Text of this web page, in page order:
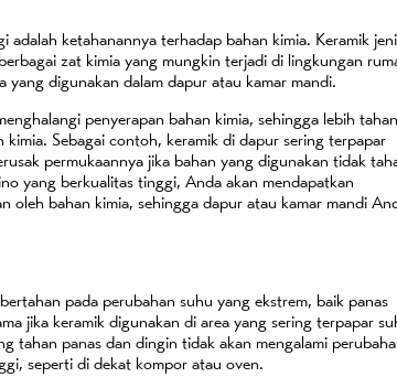
ketahanannya terhadap bahan kimia. Keramik
zat kimia yang mungkin terjadi di lingkungan
digunakan dalam dapur atau kamar mandi.
penyerapan bahan kimia, sehingga lebih tahan
Sebagai contoh, keramik di dapur sering terpapar
permukaannya jika bahan yang digunakan tidak
yang berkualitas tinggi, Anda akan mendapatkan
oleh bahan kimia, sehingga dapur atau kamar mandi
pada perubahan suhu yang ekstrem, baik panas
jika keramik digunakan di area yang sering terpapar
tahan panas dan dingin tidak akan mengalami
seperti di dekat kompor atau oven.